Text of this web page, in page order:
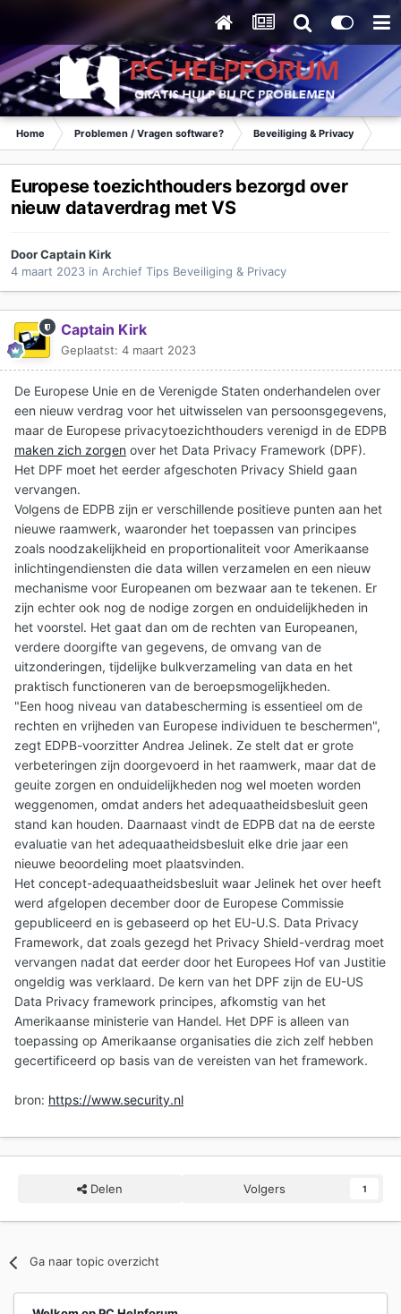
Home Problemen / Vragen software? Beveiliging & Privacy
Europese toezichthouders bezorgd over
nieuw dataverdrag met VS
DoorCaptain Kirk
4 maart 2023 in Archief Tips Beveiliging & Privacy
Captain Kirk
Geplaatst: 4 maart 2023
De Europese Unie en de Verenigde Staten onderhandelen over
een nieuw verdrag voor het uitwisselen van persoonsgegevens,
maar de Europese privacytoezichthouders verenigd in de EDPB
maken zich zorgen over het Data Privacy Framework (DPF).
Het DPF moet het eerder afgeschoten Privacy Shield gaan
vervangen.
Volgens de EDPB zijn er verschillende positieve punten aan het
nieuwe raamwerk, waaronder het toepassen van principes
zoals noodzakelijkheid en proportionaliteit voor Amerikaanse
inlichtingendiensten die data willen verzamelen en een nieuw
mechanisme voor Europeanen om bezwaar aan te tekenen. Er
zijn echter ook nog de nodige zorgen en onduidelijkheden in
het voorstel. Het gaat dan om de rechten van Europeanen,
verdere doorgifte van gegevens, de omvang van de
uitzonderingen, tijdelijke bulkverzameling van data en het
praktisch functioneren van de beroepsmogelijkheden.
"Een hoog niveau van databescherming is essentieel om de
rechten en vrijheden van Europese individuen te beschermen",
zegt EDPB-voorzitter Andrea Jelinek. Ze stelt dat er grote
verbeteringen zijn doorgevoerd in het raamwerk, maar dat de
geuite zorgen en onduidelijkheden nog wel moeten worden
weggenomen, omdat anders het adequaatheidsbesluit geen
stand kan houden. Daarnaast vindt de EDPB dat na de eerste
evaluatie van het adequaatheidsbesluit elke drie jaar een
nieuwe beoordeling moet plaatsvinden.
Het concept-adequaatheidsbesluit waar Jelinek het over heeft
werd afgelopen december door de Europese Commissie
gepubliceerd en is gebaseerd op het EU-U.S. Data Privacy
Framework, dat zoals gezegd het Privacy Shield-verdrag moet
vervangen nadat dat eerder door het Europees Hof van Justitie
ongeldig was verklaard. De kern van het DPF zijn de EU-US
Data Privacy framework principes, afkomstig van het
Amerikaanse ministerie van Handel. Het DPF is alleen van
toepassing op Amerikaanse organisaties die zich zelf hebben
gecertificeerd op basis van de vereisten van het framework.
bron: https://www.security.nl
Delen Volgers 1
Ga naar topic overzicht